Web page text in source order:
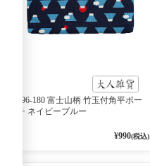
796-180 富士山柄 竹玉付角平ポー
チ ネイビーブルー
¥990(税込)